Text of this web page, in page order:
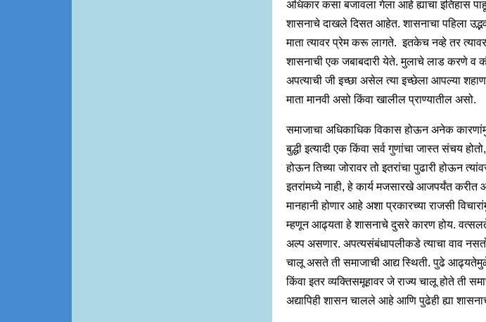
अधिकार कसा बजावला गेला आहे ह्याचा इतिहास
शासनाचे दाखले दिसत आहेत. शासनाचा पहिला
माता त्यावर प्रेम करू लागते. इतकेच नव्हे तर
शासनाची एक जबाबदारी येते. मुलाचे लाड करणे व
अपत्याची जी इच्छा असेल त्या इच्छेला आपल्या
माता मानवी असो किंवा खालील प्राण्यातील असो.
समाजाचा अधिकाधिक विकास होऊन अनेक
बुद्धी इत्यादी एक किंवा सर्व गुणांचा जास्त संचय
होऊन तिच्या जोरावर तो इतरांचा पुढारी होऊन
इतरांमध्ये नाही, हे कार्य मजसारखे आजपर्यंत
मानहानी होणार आहे अशा प्रकारच्या राजसी
म्हणून आढ्यता हे शासनाचे दुसरे कारण होय.
अल्प असणार. अपत्यसंबंधापलीकडे त्याचा वाव
चालू असते ती समाजाची आद्य स्थिती. पुढे
किंवा इतर व्यक्तिसमूहावर जे राज्य चालू होते ती
अद्यापिही शासन चालले आहे आणि पुढेही ह्या